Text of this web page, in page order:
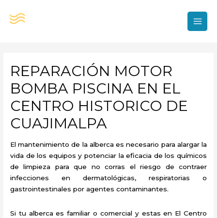
REPARACIÓN MOTOR
BOMBA PISCINA EN EL
CENTRO HISTORICO DE
CUAJIMALPA
El mantenimiento de la alberca es necesario para alargar la
vida de los equipos y potenciar la eficacia de los químicos
de limpieza para que no corras el riesgo de contraer
infecciones en dermatológicas, respiratorias o
gastrointestinales por agentes contaminantes.
Si tu alberca es familiar o comercial y estas en El Centro